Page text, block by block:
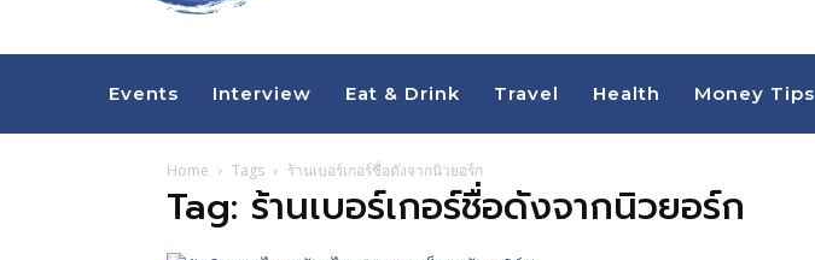
Events Interview Eat & Drink Travel Health Money Tips
Home Tags ร้านเบอร์เกอร์ชื่อดังจากนิวยอร์ก
Tag: ร้านเบอร์เกอร์ชื่อดังจากนิวยอร์ก